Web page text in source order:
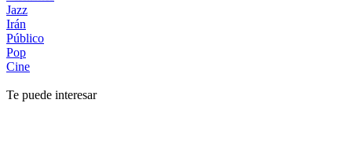
Jazz
Irán
Público
Pop
Cine
Te puede interesar